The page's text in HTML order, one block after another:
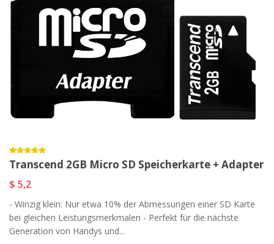
Transcend 2GB Micro SD Speicherkarte + Adapter
$ 5,2
- Winzig klein: Nur etwa 10% der Abmessungen einer SD Karte
bei gleichen Leistungsmerkmalen - Perfekt für die nächste
Generation von Handys und...